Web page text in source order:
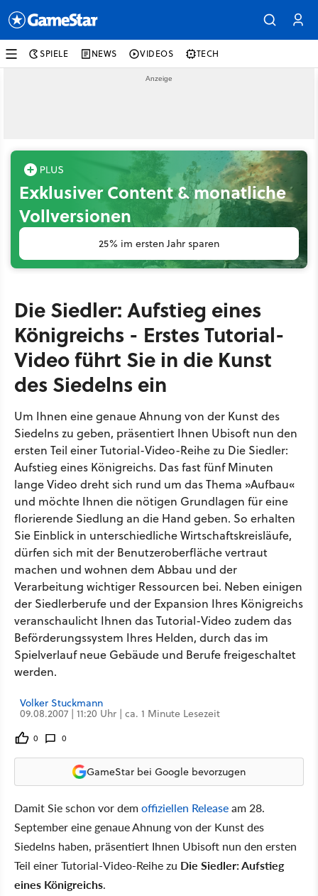
SPIELE NEWS VIDEOS TECH
Exklusiver Content & monatliche
Vollversionen
25% im ersten Jahr sparen
Die Siedler: Aufstieg eines
Königreichs - Erstes Tutorial-
Video führt Sie in die Kunst
des Siedelns ein
Um Ihnen eine genaue Ahnung von der Kunst des
Siedelns zu geben, präsentiert Ihnen Ubisoft nun den
ersten Teil einer Tutorial-Video-Reihe zu Die Siedler:
Aufstieg eines Königreichs. Das fast fünf Minuten
lange Video dreht sich rund um das Thema »Aufbau«
und möchte Ihnen die nötigen Grundlagen für eine
florierende Siedlung an die Hand geben. So erhalten
Sie Einblick in unterschiedliche Wirtschaftskreisläufe,
dürfen sich mit der Benutzeroberfläche vertraut
machen und wohnen dem Abbau und der
Verarbeitung wichtiger Ressourcen bei. Neben einigen
der Siedlerberufe und der Expansion Ihres Königreichs
veranschaulicht Ihnen das Tutorial-Video zudem das
Beförderungssystem Ihres Helden, durch das im
Spielverlauf neue Gebäude und Berufe freigeschaltet
werden.
Volker Stuckmann
09.08.2007 | 11:20 Uhr | ca. 1 Minute Lesezeit
0 0
GameStar bei Google bevorzugen
Damit Sie schon vor demoffiziellen Releaseam 28.
September eine genaue Ahnung von der Kunst des
Siedelns haben, präsentiert Ihnen Ubisoft nun den ersten
Teil einer Tutorial-Video-Reihe zu Die Siedler: Aufstieg
eines Königreichs.